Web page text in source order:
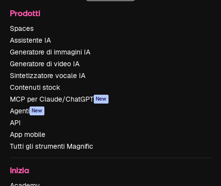
Prodotti
Spaces
Assistente IA
Generatore di immagini IA
Generatore di video IA
Sintetizzatore vocale IA
Contenuti stock
MCP per Claude/ChatGPT New
Agenti New
API
App mobile
Tutti gli strumenti Magnific
Inizia